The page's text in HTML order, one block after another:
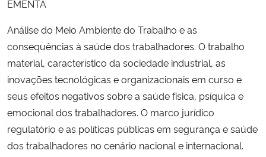
Secretaria-Geral
Secretaria de Governo
Gabinete de Segurança Institucional
EMENTA
Análise do Meio Ambiente do Trabalho e as
consequências à saúde dos trabalhadores. O trabalho
material, característico da sociedade industrial, as
inovações tecnológicas e organizacionais em curso e
seus efeitos negativos sobre a saúde física, psíquica e
emocional dos trabalhadores. O marco jurídico
regulatório e as políticas públicas em segurança e saúde
dos trabalhadores no cenário nacional e internacional.